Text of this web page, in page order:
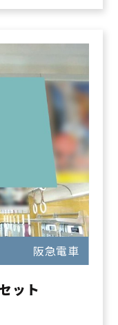
阪急電車
ット